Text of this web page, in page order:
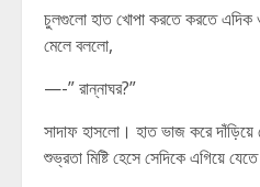
চুলগুলো হাত খোপা করতে করতে
মেলে বললো,
—-” রান্নাঘর?”
সাদাফ হাসলো। হাত ভাজ করে দাঁড়িয়ে
শুভ্রতা মিষ্টি হেসে সেদিকে এগিয়ে